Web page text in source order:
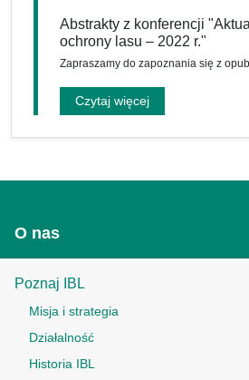
Abstrakty z konferencji
ochrony lasu – 2022 r."
Zapraszamy do zapoznania się z
Czytaj więcej
O nas
Poznaj IBL
Misja i strategia
Działalność
Historia IBL